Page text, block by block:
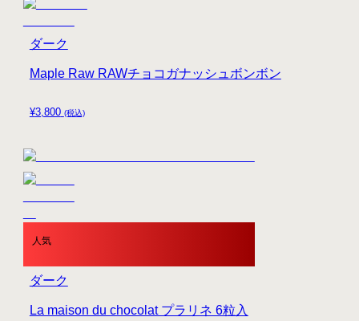
¥3,800 (税込)
Maple Raw RAWチョコガナッシュボンボン
ダーク
人気
La maison du chocolat プラリネ 6粒入
ダーク